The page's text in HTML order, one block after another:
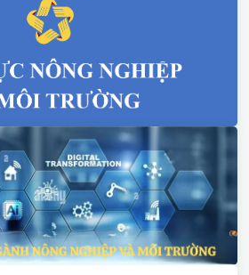
các địa phương vẫn xác định
thanh long theo tiêu chuẩn VietGAP
trọng và kiên trì với quyết tâm
xuyên nâng cao chất lượng tư vấn
xuất để hoàn thành chỉ tiêu đề ra